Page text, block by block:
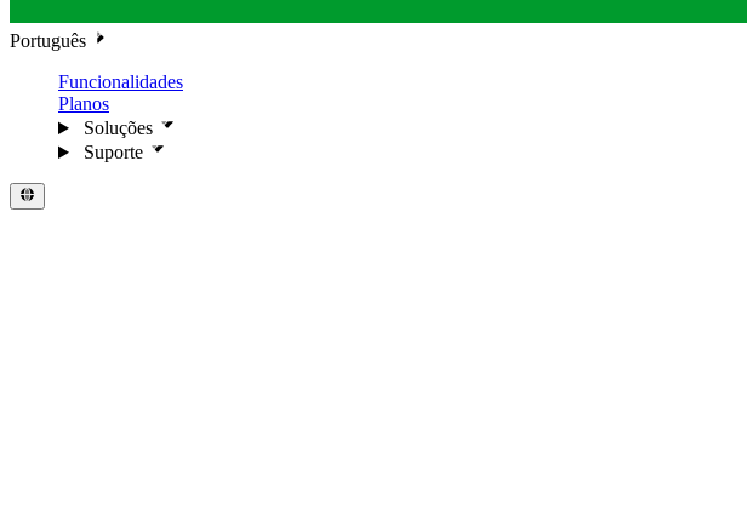
Português
Funcionalidades
Planos
Soluções
Suporte